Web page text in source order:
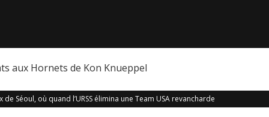
aux Hornets de Kon Knueppel
de Séoul, où quand l’URSS élimina une Team USA revancharde